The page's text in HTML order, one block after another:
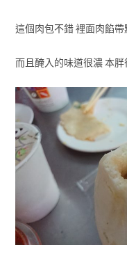
這個肉包不錯 裡面肉餡帶
而且醃入的味道很濃 本胖